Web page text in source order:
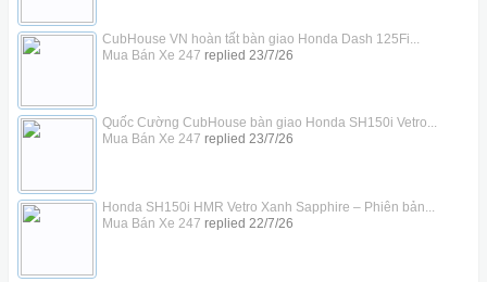
CubHouse VN hoàn tất bàn giao Honda Dash 125Fi...
Mua Bán Xe 247 replied 23/7/26
Quốc Cường CubHouse bàn giao Honda SH150i Vetro...
Mua Bán Xe 247 replied 23/7/26
Honda SH150i HMR Vetro Xanh Sapphire – Phiên bản...
Mua Bán Xe 247 replied 22/7/26